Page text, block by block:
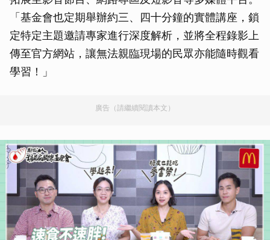
「基金會也定期舉辦約三、四十分鐘的實體講座，鎖
定特定主題邀請專家進行深度解析，並將全程錄影上
傳至官方網站，讓無法親臨現場的民眾亦能隨時觀看
學習！」
廣告（請繼續閱讀本文）